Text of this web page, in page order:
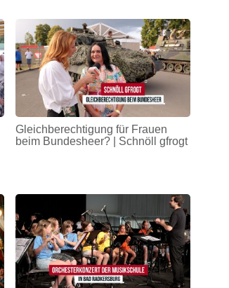
Gleichberechtigung für Frauen
beim Bundesheer? | Schnöll gfrogt